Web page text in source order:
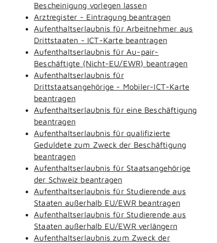
Bescheinigung vorlegen lassen
Arztregister - Eintragung beantragen
Aufenthaltserlaubnis für Arbeitnehmer aus
Drittstaaten - ICT-Karte beantragen
Aufenthaltserlaubnis für Au-pair-
Beschäftigte (Nicht-EU/EWR) beantragen
Aufenthaltserlaubnis für
Drittstaatsangehörige - Mobiler-ICT-Karte
beantragen
Aufenthaltserlaubnis für eine Beschäftigung
beantragen
Aufenthaltserlaubnis für qualifizierte
Geduldete zum Zweck der Beschäftigung
beantragen
Aufenthaltserlaubnis für Staatsangehörige
der Schweiz beantragen
Aufenthaltserlaubnis für Studierende aus
Staaten außerhalb EU/EWR beantragen
Aufenthaltserlaubnis für Studierende aus
Staaten außerhalb EU/EWR verlängern
Aufenthaltserlaubnis zum Zweck der